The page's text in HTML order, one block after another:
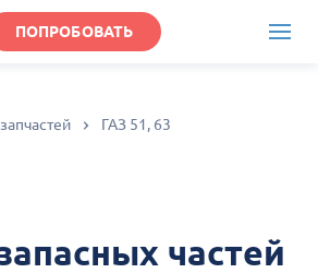
ПОПРОБОВАТЬ
ГАЗ 51, 63
частей